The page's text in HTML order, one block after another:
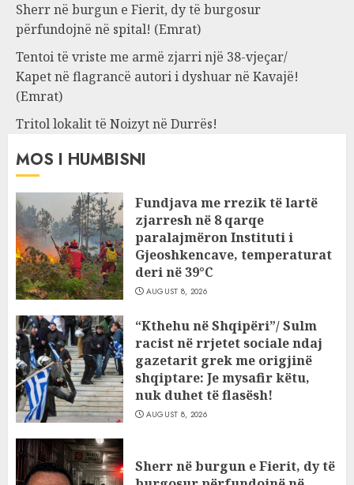
Sherr në burgun e Fierit, dy të burgosur
përfundojnë në spital! (Emrat)
Tentoi të vriste me armë zjarri një 38-vjeçar/
Kapet në flagrancë autori i dyshuar në Kavajë!
(Emrat)
Tritol lokalit të Noizyt në Durrës!
MOS I HUMBISNI
Fundjava me rrezik të lartë
zjarresh në 8 qarqe
paralajmëron Instituti i
Gjeoshkencave, temperaturat
deri në 39°C
AUGUST 8, 2026
“Kthehu në Shqipëri”/ Sulm
racist në rrjetet sociale ndaj
gazetarit grek me origjinë
shqiptare: Je mysafir këtu,
nuk duhet të flasësh!
AUGUST 8, 2026
Sherr në burgun e Fierit, dy të